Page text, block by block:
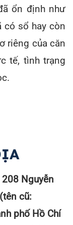
ổn định như
có sổ hay còn
riêng của căn
tế, tình trạng
Nguyễn
cũ:
phố Hồ Chí